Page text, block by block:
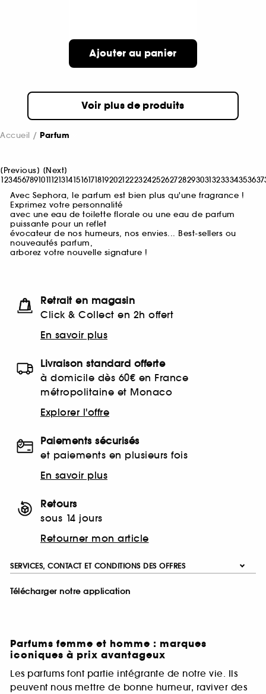
Ajouter au panier
Voir plus de produits
Accueil Parfum
[Previous] [Next]
12345678910111213141516171819202122232425262728293031323334353637
Avec Sephora, le parfum est bien plus qu'une fragrance !
Exprimez votre personnalité
avec une eau de toilette florale ou une eau de parfum
puissante pour un reflet
évocateur de nos humeurs, nos envies... Best-sellers ou
nouveautés parfum,
arborez votre nouvelle signature !
Retrait en magasin
Click & Collect en 2h offert
En savoir plus
Livraison standard offerte
à domicile dès 60€ en France
métropolitaine et Monaco
Explorer l'offre
Paiements sécurisés
et paiements en plusieurs fois
En savoir plus
Retours
sous 14 jours
Retourner mon article
SERVICES, CONTACT ET CONDITIONS DES OFFRES
Télécharger notre application
Parfums femme et homme : marques
iconiques à prix avantageux
Les parfums font partie intégrante de notre vie. Ils
peuvent nous mettre de bonne humeur, raviver des